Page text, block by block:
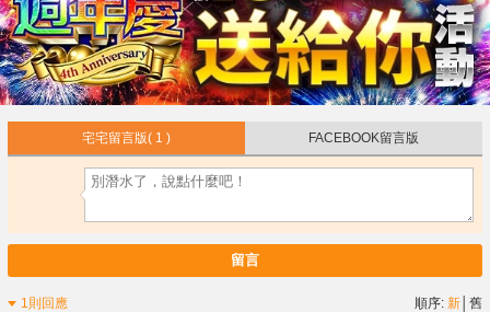
宅宅留言版( 1 ) FACEBOOK留言版
留言
1則回應 順序:新 │舊